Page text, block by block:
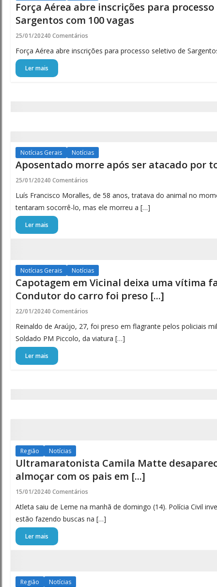
Força Aérea abre inscrições para
Sargentos com 100 vagas
25/01/20240 Comentários
Força Aérea abre inscrições para processo seletivo de
Ler mais
Notícias Gerais Notícias
Aposentado morre após ser atacado por
25/01/20240 Comentários
Luís Francisco Moralles, de 58 anos, tratava do animal no
tentaram socorrê-lo, mas ele morreu a […]
Ler mais
Notícias Gerais Notícias
Capotagem em Vicinal deixa uma vítima
Condutor do carro foi preso [...]
22/01/20240 Comentários
Reinaldo de Araújo, 27, foi preso em flagrante pelos policiais
Soldado PM Piccolo, da viatura […]
Ler mais
Região Notícias
Ultramaratonista Camila Matte
almoçar com os pais em [...]
15/01/20240 Comentários
Atleta saiu de Leme na manhã de domingo (14). Polícia Civil
estão fazendo buscas na […]
Ler mais
Região Notícias